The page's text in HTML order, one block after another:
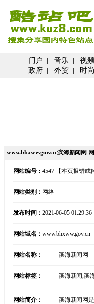
门户 | 音乐 | 视频
政府 | 外贸 | 时尚
www.bhxww.gov.cn 滨海新闻网
网站编号： 4547 【本页报错或
网站类别： 网络
发布时间： 2021-06-05 01:29:36
网站域名： www.bhxww.gov.cn
网站名称： 滨海新闻网
网站标签： 滨海新闻,滨
网站简介： 滨海新闻网